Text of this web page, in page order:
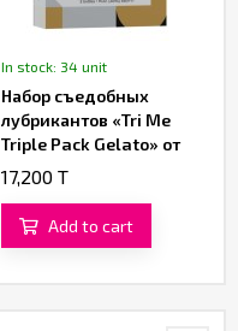
In stock: 34 unit
Набор съедобных
лубрикантов «Tri Me
Triple Pack Gelato» от
«JO»
17,200 T
Add to cart